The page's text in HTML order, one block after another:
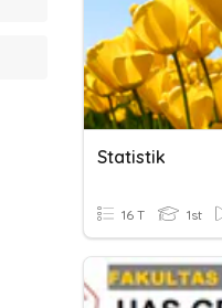
Statistik
16 T 1st